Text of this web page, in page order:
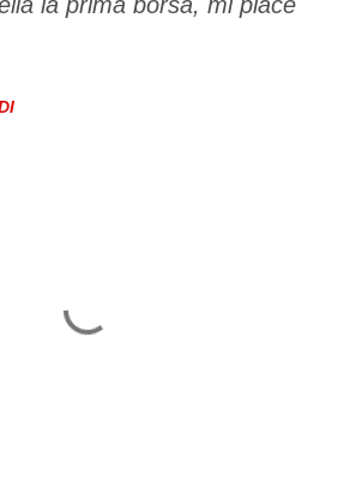
la prima borsa, mi piace